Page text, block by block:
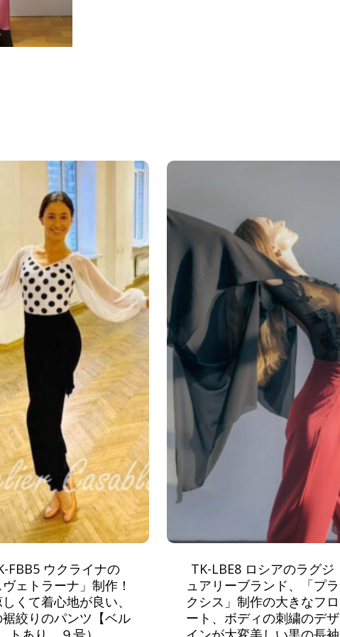
FBB5 ウクライナの
ェトラーナ」制作！
くて着心地が良い、
絞りのパンツ【ベル
TK-LBE8 ロシアのラグジ
ュアリーブランド、「プラ
クシス」制作の大きなフロ
ート、ボディの刺繍のデザ